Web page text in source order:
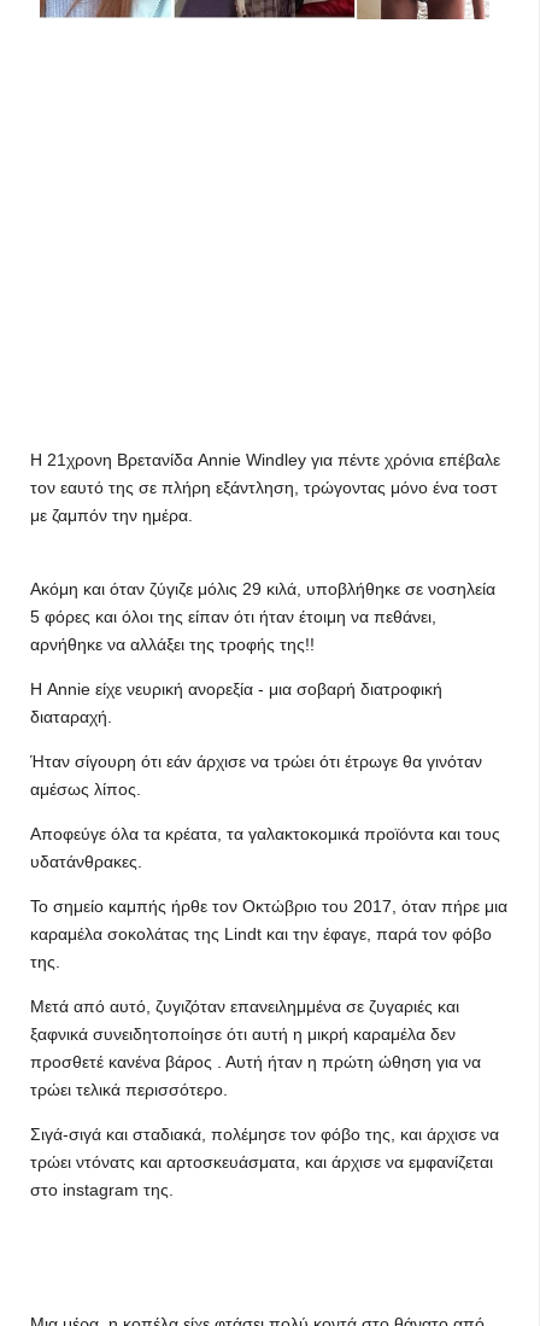
Η 21χρονη Βρετανίδα Annie Windley για πέντε χρόνια επέβαλε
τον εαυτό της σε πλήρη εξάντληση, τρώγοντας μόνο ένα τοστ
με ζαμπόν την ημέρα.
Ακόμη και όταν ζύγιζε μόλις 29 κιλά, υποβλήθηκε σε νοσηλεία
5 φόρες και όλοι της είπαν ότι ήταν έτοιμη να πεθάνει,
αρνήθηκε να αλλάξει της τροφής της!!
Η Annie είχε νευρική ανορεξία - μια σοβαρή διατροφική
διαταραχή.
Ήταν σίγουρη ότι εάν άρχισε να τρώει ότι έτρωγε θα γινόταν
αμέσως λίπος.
Αποφεύγε όλα τα κρέατα, τα γαλακτοκομικά προϊόντα και τους
υδατάνθρακες.
Το σημείο καμπής ήρθε τον Οκτώβριο του 2017, όταν πήρε μια
καραμέλα σοκολάτας της Lindt και την έφαγε, παρά τον φόβο
της.
Μετά από αυτό, ζυγιζόταν επανειλημμένα σε ζυγαριές και
ξαφνικά συνειδητοποίησε ότι αυτή η μικρή καραμέλα δεν
προσθετέ κανένα βάρος . Αυτή ήταν η πρώτη ώθηση για να
τρώει τελικά περισσότερο.
Σιγά-σιγά και σταδιακά, πολέμησε τον φόβο της, και άρχισε να
τρώει ντόνατς και αρτοσκευάσματα, και άρχισε να εμφανίζεται
στο instagram της.